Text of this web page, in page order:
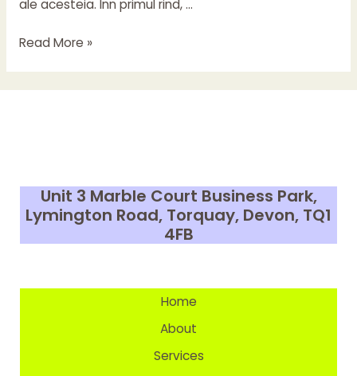
ale acesteia. Inn primul rind, …
Pornografia
analiza
Read More »
Unit 3 Marble Court Business Park,
Lymington Road, Torquay, Devon, TQ1
4FB
Home
About
Services